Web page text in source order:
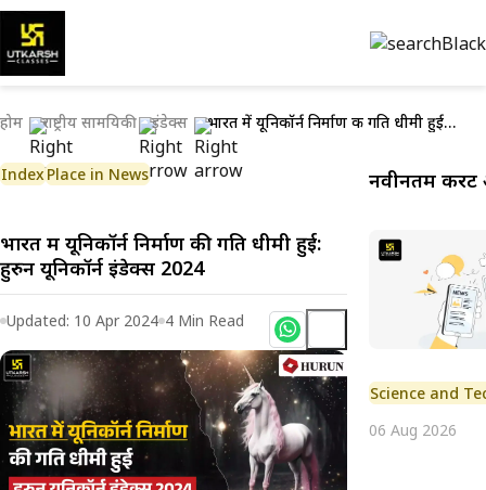
होम राष्ट्रीय सामयिकी इंडेक्स भारत में यूनिकॉर्न निर्माण की गति धीमी हुई: हुरुन यूनिकॉर्न इंडेक्स 2024
IndexPlace in News
भारत में यूनिकॉर्न निर्माण की गति धीमी हुई:
हुरुन यूनिकॉर्न इंडेक्स 2024
Updated: 10 Apr 2024 4 Min Read
नवीनतम करेंट
Science and
06 Aug 2026